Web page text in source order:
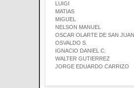
LUIGI
MATIAS
MIGUEL
NELSON MANUEL
OSCAR OLARTE DE SAN JUAN
OSVALDO S.
IGNACIO DANIEL C.
WALTER GUTIERREZ
JORGE EDUARDO CARRIZO